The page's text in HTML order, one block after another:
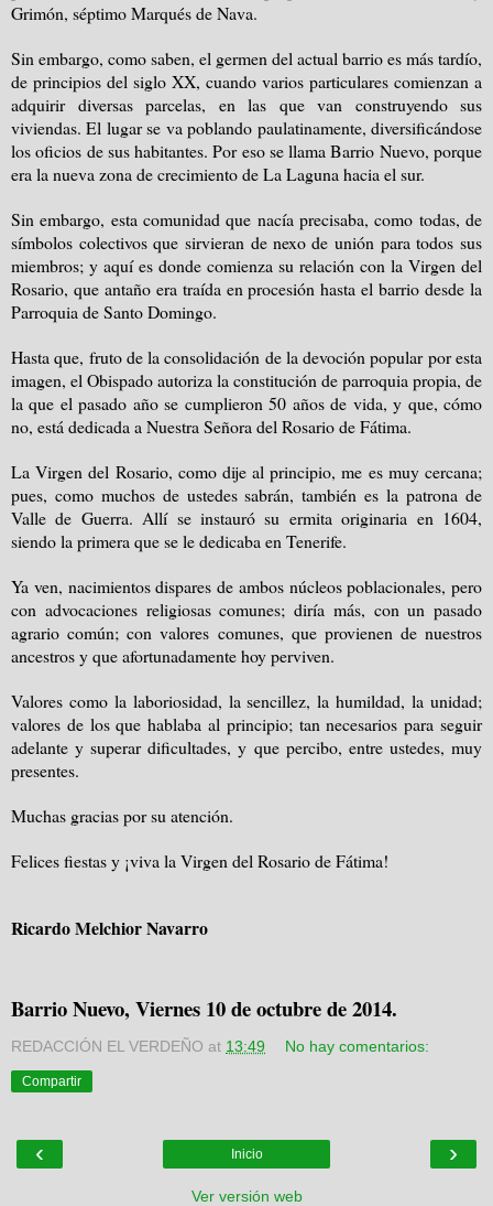
Grimón, séptimo Marqués de Nava.
Sin embargo, como saben, el germen del actual barrio es más tardío,
de principios del siglo XX, cuando varios particulares comienzan a
adquirir diversas parcelas, en las que van construyendo sus
viviendas. El lugar se va poblando paulatinamente, diversificándose
los oficios de sus habitantes. Por eso se llama Barrio Nuevo, porque
era la nueva zona de crecimiento de La Laguna hacia el sur.
Sin embargo, esta comunidad que nacía precisaba, como todas, de
símbolos colectivos que sirvieran de nexo de unión para todos sus
miembros; y aquí es donde comienza su relación con la Virgen del
Rosario, que antaño era traída en procesión hasta el barrio desde la
Parroquia de Santo Domingo.
Hasta que, fruto de la consolidación de la devoción popular por esta
imagen, el Obispado autoriza la constitución de parroquia propia, de
la que el pasado año se cumplieron 50 años de vida, y que, cómo
no, está dedicada a Nuestra Señora del Rosario de Fátima.
La Virgen del Rosario, como dije al principio, me es muy cercana;
pues, como muchos de ustedes sabrán, también es la patrona de
Valle de Guerra. Allí se instauró su ermita originaria en 1604,
siendo la primera que se le dedicaba en Tenerife.
Ya ven, nacimientos dispares de ambos núcleos poblacionales, pero
con advocaciones religiosas comunes; diría más, con un pasado
agrario común; con valores comunes, que provienen de nuestros
ancestros y que afortunadamente hoy perviven.
Valores como la laboriosidad, la sencillez, la humildad, la unidad;
valores de los que hablaba al principio; tan necesarios para seguir
adelante y superar dificultades, y que percibo, entre ustedes, muy
presentes.
Muchas gracias por su atención.
Felices fiestas y ¡viva la Virgen del Rosario de Fátima!
Ricardo Melchior Navarro
Barrio Nuevo, Viernes 10 de octubre de 2014.
REDACCIÓN EL VERDEÑO at 13:49 No hay comentarios:
Compartir
‹ ›
Inicio
Ver versión web